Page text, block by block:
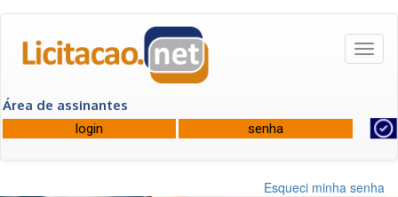
Área de assinantes
Esqueci minha senha